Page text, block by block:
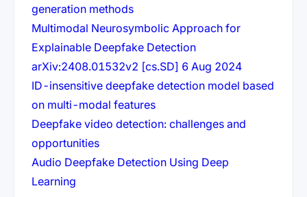
generation methods(öffnet in neuem Tab)
Multimodal Neurosymbolic Approach for
Explainable Deepfake Detection(öffnet in neuem Tab)
arXiv:2408.01532v2 [cs.SD] 6 Aug 2024(öffnet in
ID-insensitive deepfake detection model based
on multi-modal features(öffnet in neuem Tab)
Deepfake video detection: challenges and
opportunities(öffnet in neuem Tab)
Audio Deepfake Detection Using Deep
Learning(öffnet in neuem Tab)